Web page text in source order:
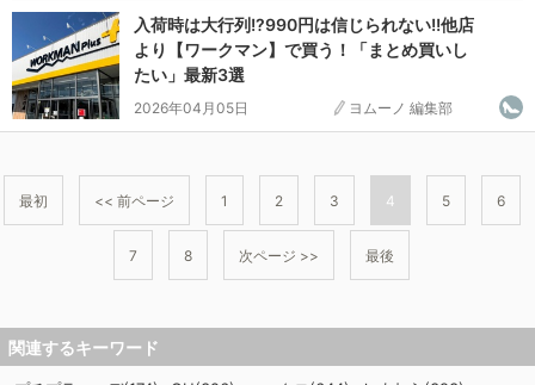
入荷時は大行列!?990円は信じられない!!他店
より【ワークマン】で買う！「まとめ買いし
たい」最新3選
2026年04月05日 ヨムーノ 編集部
最初 << 前ページ 1 2 3 4 5 6
7 8 次ページ >> 最後
関連するキーワード